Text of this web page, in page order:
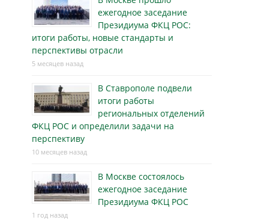
ежегодное заседание
Президиума ФКЦ РОС:
итоги работы, новые стандарты и
перспективы отрасли
5 месяцев назад
В Ставрополе подвели
итоги работы
региональных отделений
ФКЦ РОС и определили задачи на
перспективу
10 месяцев назад
В Москве состоялось
ежегодное заседание
Президиума ФКЦ РОС
1 год назад